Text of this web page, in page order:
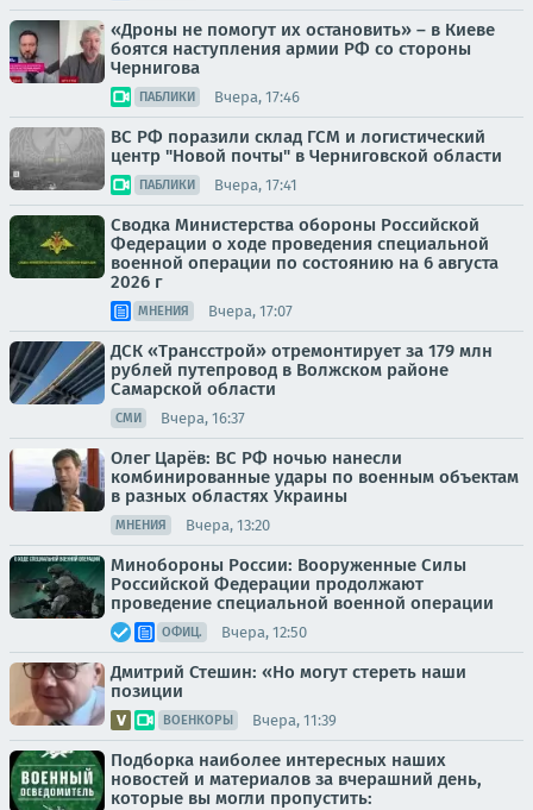
«Дроны не помогут их остановить» – в Киеве
боятся наступления армии РФ со стороны
Чернигова
ПАБЛИКИ Вчера, 17:46
ВС РФ поразили склад ГСМ и логистический
центр "Новой почты" в Черниговской области
ПАБЛИКИ Вчера, 17:41
Сводка Министерства обороны Российской
Федерации о ходе проведения специальной
военной операции по состоянию на 6 августа
2026 г
МНЕНИЯ Вчера, 17:07
ДСК «Трансстрой» отремонтирует за 179 млн
рублей путепровод в Волжском районе
Самарской области
СМИ Вчера, 16:37
Олег Царёв: ВС РФ ночью нанесли
комбинированные удары по военным объектам
в разных областях Украины
МНЕНИЯ Вчера, 13:20
Минобороны России: Вооруженные Силы
Российской Федерации продолжают
проведение специальной военной операции
ОФИЦ. Вчера, 12:50
Дмитрий Стешин: «Но могут стереть наши
позиции
ВОЕНКОРЫ Вчера, 11:39
Подборка наиболее интересных наших
новостей и материалов за вчерашний день,
которые вы могли пропустить: